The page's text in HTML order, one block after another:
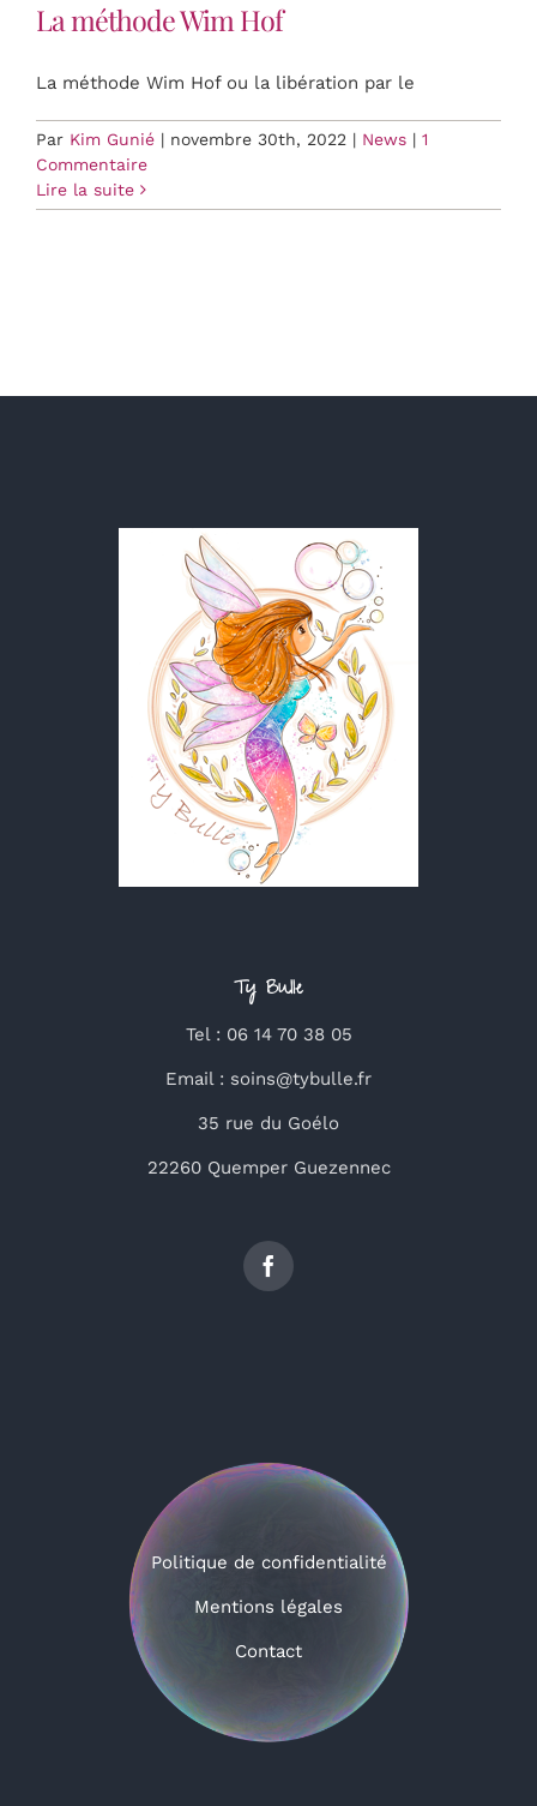
La méthode Wim Hof
La méthode Wim Hof ou la libération par le
Par Kim Gunié | novembre 30th, 2022 | News | 1
Commentaire
Lire la suite
Ty Bulle
Tel : 06 14 70 38 05
Email : soins@tybulle.fr
35 rue du Goélo
22260 Quemper Guezennec
Politique de confidentialité
Mentions légales
Contact